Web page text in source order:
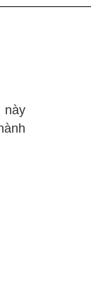
này